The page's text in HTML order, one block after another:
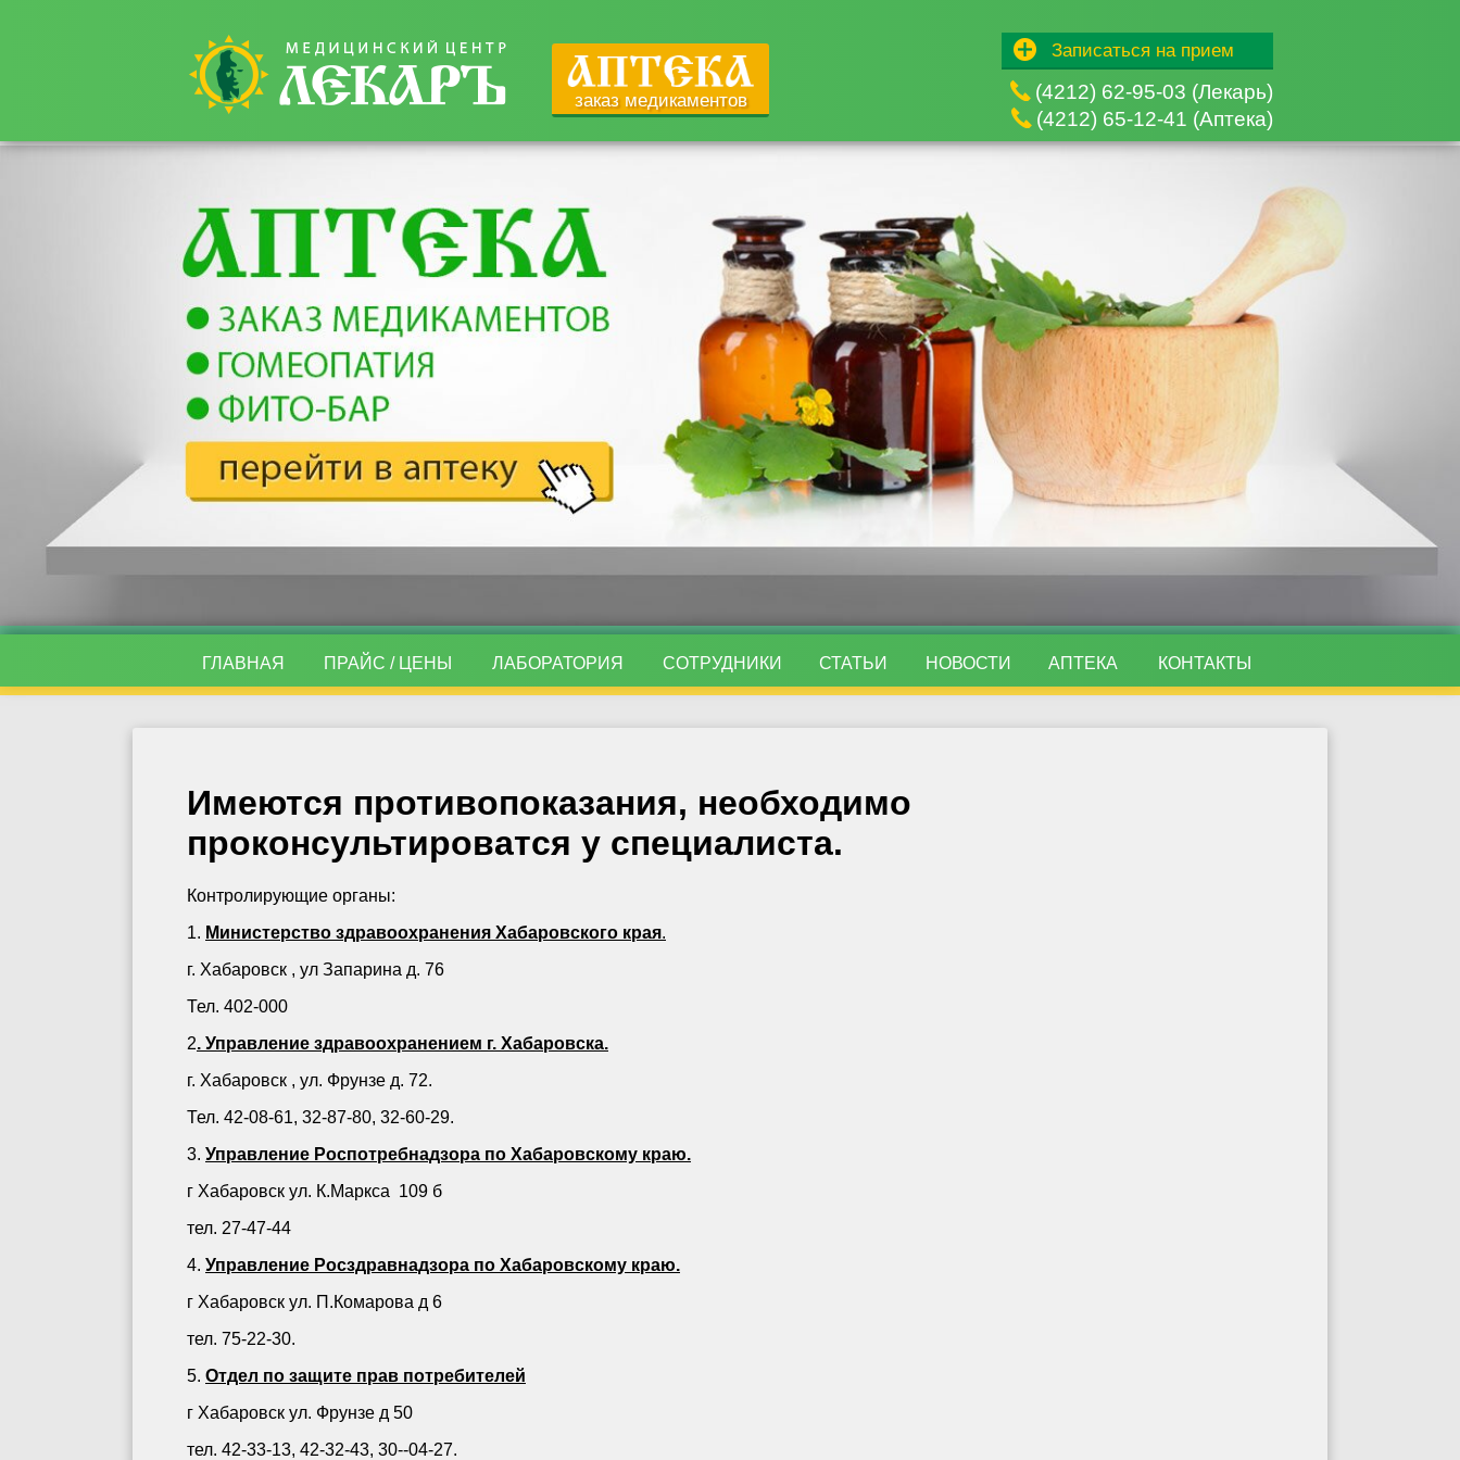
заказ медикаментов
Записаться на прием
(4212) 62-95-03 (Лекарь)
(4212) 65-12-41 (Аптека)
ГЛАВНАЯ ПРАЙС / ЦЕНЫ ЛАБОРАТОРИЯ СОТРУДНИКИ СТАТЬИ НОВОСТИ АПТЕКА КОНТАКТЫ
Имеются противопоказания, необходимо
проконсультироватся у специалиста.
Контролирующие органы:
1. Министерство здравоохранения Хабаровского края.
г. Хабаровск , ул Запарина д. 76
Тел. 402-000
2. Управление здравоохранением г. Хабаровска.
г. Хабаровск , ул. Фрунзе д. 72.
Тел. 42-08-61, 32-87-80, 32-60-29.
3. Управление Роспотребнадзора по Хабаровскому краю.
г Хабаровск ул. К.Маркса 109 б
тел. 27-47-44
4. Управление Росздравнадзора по Хабаровскому краю.
г Хабаровск ул. П.Комарова д 6
тел. 75-22-30.
5. Отдел по защите прав потребителей
г Хабаровск ул. Фрунзе д 50
тел. 42-33-13, 42-32-43, 30--04-27.